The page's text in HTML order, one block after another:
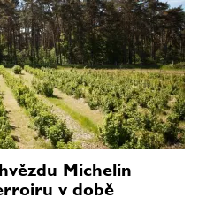
Michelin
v době